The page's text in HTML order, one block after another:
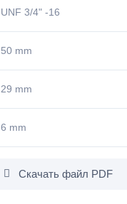
UNF 3/4" -16
50 mm
29 mm
6 mm
Скачать файл PDF